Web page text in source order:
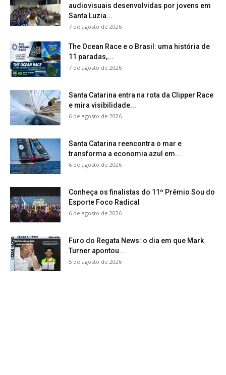
audiovisuais desenvolvidas por jovens em
Santa Luzia...
7 de agosto de 2026
The Ocean Race e o Brasil: uma história de
11 paradas,...
7 de agosto de 2026
Santa Catarina entra na rota da Clipper Race
e mira visibilidade...
6 de agosto de 2026
Santa Catarina reencontra o mar e
transforma a economia azul em...
6 de agosto de 2026
Conheça os finalistas do 11º Prêmio Sou do
Esporte Foco Radical
6 de agosto de 2026
Furo do Regata News: o dia em que Mark
Turner apontou...
5 de agosto de 2026